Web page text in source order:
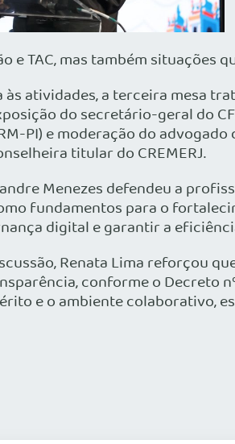
e TAC, mas também situações
às atividades, a terceira mesa
do secretário-geral do
PI) e moderação do
titular do CREMERJ.
Menezes defendeu a
fundamentos para o
digital e garantir a
Renata Lima reforçou
conforme o Decreto
e o ambiente colaborativo,